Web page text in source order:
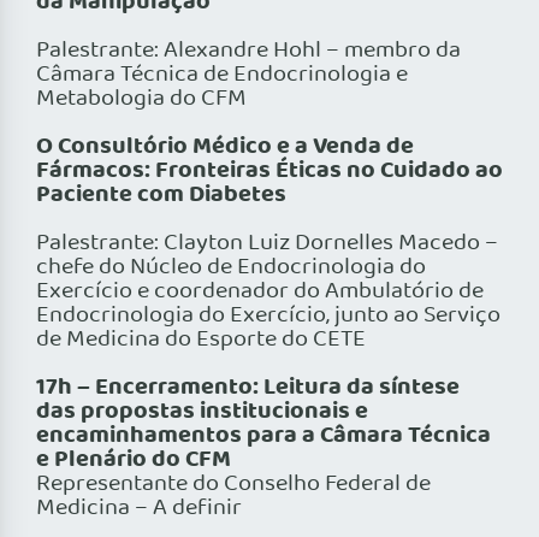
Palestrante: Alexandre Hohl – membro da
Câmara Técnica de Endocrinologia e
Metabologia do CFM
O Consultório Médico e a Venda de
Fármacos: Fronteiras Éticas no Cuidado ao
Paciente com Diabetes
Palestrante: Clayton Luiz Dornelles Macedo –
chefe do Núcleo de Endocrinologia do
Exercício e coordenador do Ambulatório de
Endocrinologia do Exercício, junto ao Serviço
de Medicina do Esporte do CETE
17h – Encerramento: Leitura da síntese
das propostas institucionais e
encaminhamentos para a Câmara Técnica
e Plenário do CFM
Representante do Conselho Federal de
Medicina – A definir